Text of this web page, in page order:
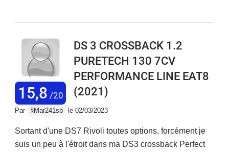
froide d’autres voitures à succès, options nombreuses
bien ». Après 2,5 ans je la trouve toujours super à tous
points de vue ( et j’en ai encore des compliments ). nb:
aucun problème technique à déplorer.
15,8 /20
DS 3 CROSSBACK 1.2
PURETECH 130 7CV
PERFORMANCE LINE EAT8
(2021)
Par §Mar241sb le 02/03/2023
Sortant d'une DS7 Rivoli toutes options, forcément je
suis un peu à l'étroit dans ma DS3 crossback Perfect